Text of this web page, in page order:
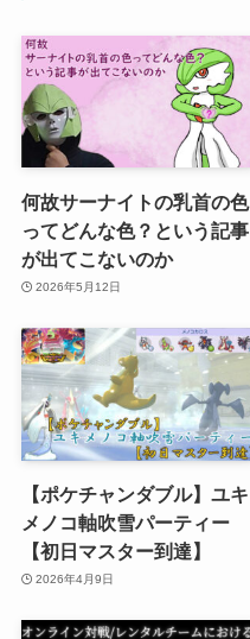
何故サーナイトの乳首の色
ってどんな色？という記事
が出てこないのか
2026年5月12日
【ポケチャンダブル】ユキ
メノコ軸吹雪パーティー
【初日マスター到達】
2026年4月9日